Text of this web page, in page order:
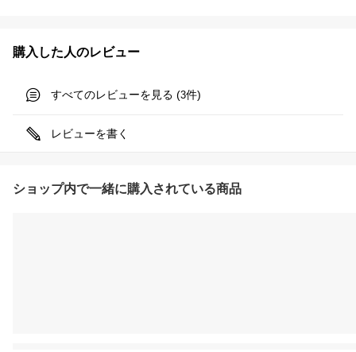
購入した人のレビュー
すべてのレビューを見る (3件)
レビューを書く
ショップ内で一緒に購入されている商品